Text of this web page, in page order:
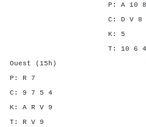
P: A 10
C: D
K:
T: 10 6
Ouest
P: R 7
C: 9 7 5
K: A R
T: R V 9